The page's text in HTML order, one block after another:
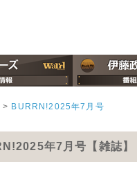
> BURRN!2025年7月号
年7月号【雑誌】